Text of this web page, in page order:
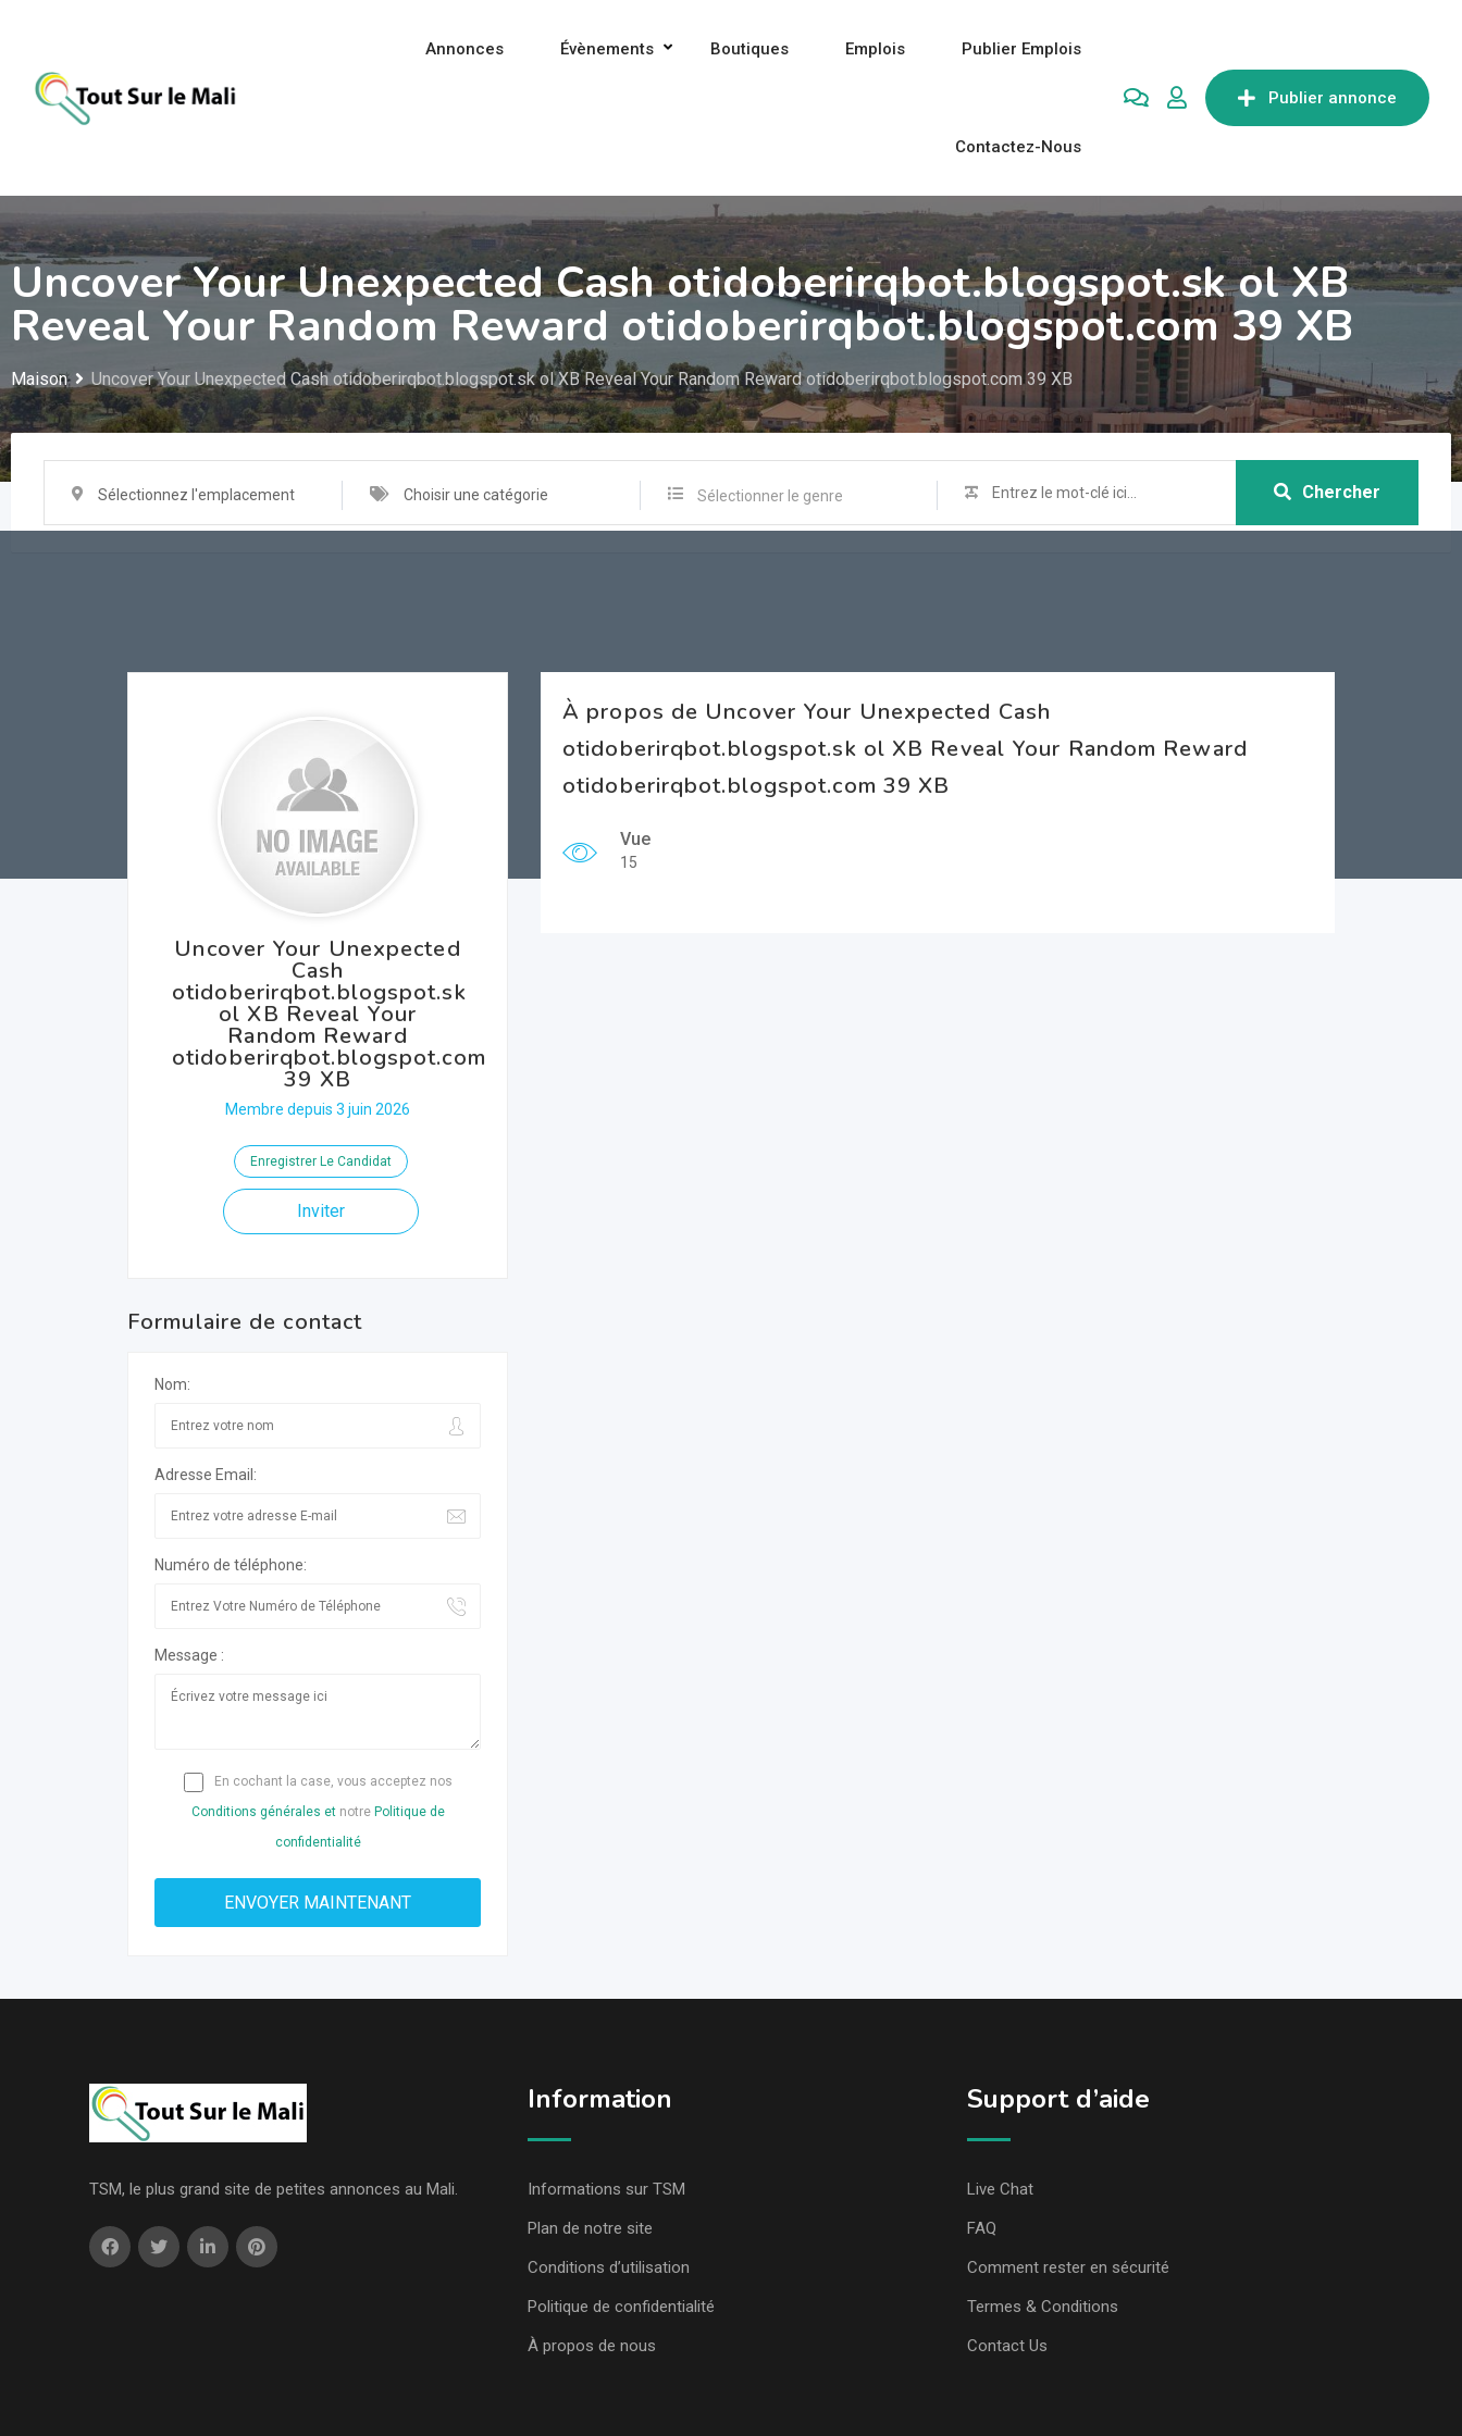
contenu
Publier annonce
Annonces Évènements Boutiques Emplois Publier Emplois
Contactez-Nous
Uncover Your Unexpected Cash otidoberirqbot.blogspot.sk ol XB
Reveal Your Random Reward otidoberirqbot.blogspot.com 39 XB
Maison Uncover Your Unexpected Cash otidoberirqbot.blogspot.sk ol XB Reveal Your Random Reward otidoberirqbot.blogspot.com 39 XB
Sélectionnez l'emplacement Choisir une catégorie Sélectionner le genre Chercher
Uncover Your Unexpected
Cash
otidoberirqbot.blogspot.sk
ol XB Reveal Your
Random Reward
otidoberirqbot.blogspot.com
39 XB
Membre depuis 3 juin 2026
Enregistrer Le Candidat
Inviter
Formulaire de contact
Nom:
Adresse Email:
Numéro de téléphone:
Message :
En cochant la case, vous acceptez nos
Conditions générales etnotre Politique de
confidentialité
À propos de Uncover Your Unexpected Cash
otidoberirqbot.blogspot.sk ol XB Reveal Your Random Reward
otidoberirqbot.blogspot.com 39 XB
Vue
15
TSM, le plus grand site de petites annonces au Mali.
Information
Informations sur TSM
Plan de notre site
Conditions d’utilisation
Politique de confidentialité
À propos de nous
Support d’aide
Live Chat
FAQ
Comment rester en sécurité
Termes & Conditions
Contact Us